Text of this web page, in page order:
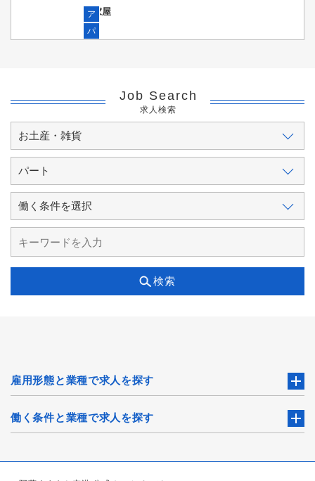
平家屋
ア
パ
Job Search
求人検索
検索
雇用形態と業種で求人を探す
働く条件と業種で求人を探す